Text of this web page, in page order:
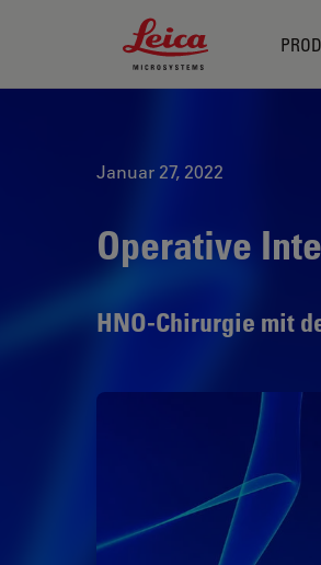
Leica Microsystems Logo
Januar 27, 2022
Operative
HNO-Chirurgie mit